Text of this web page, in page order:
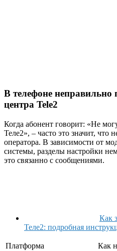
В телефоне неправильно
центра Tele2
Когда абонент говорит: «Не
Теле2», – часто это значит, что
оператора. В зависимости от
системы, разделы настройки
это связанно с сообщениями.
Как
Теле2: подробная
Платформа
Как